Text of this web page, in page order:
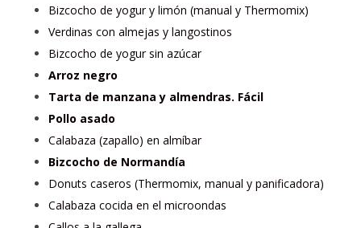
Bizcocho de yogur y limón (manual y Thermomix)
Verdinas con almejas y langostinos
Bizcocho de yogur sin azúcar
Arroz negro
Tarta de manzana y almendras. Fácil
Pollo asado
Calabaza (zapallo) en almíbar
Bizcocho de Normandía
Donuts caseros (Thermomix, manual y panificadora)
Calabaza cocida en el microondas